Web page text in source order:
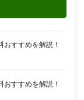
すすめを解説！
すすめを解説！